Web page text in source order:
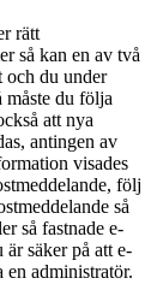
rätt
så kan en av två
och du under
måste du följa
att nya
antingen av
visades
följ
så
så fastnade e-
säker på att e-
en administratör.